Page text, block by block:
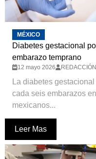
MÉXICO
Diabetes gestacional
embarazo temprano
12 mayo 2026 REDACCIÓN
La diabetes
cada seis embarazos
mexicanos...
Leer Mas